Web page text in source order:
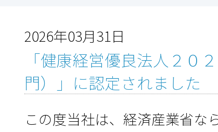
2026年03月31日
「健康経営優良法人２０
門）」に認定されました
この度当社は、経済産業省な